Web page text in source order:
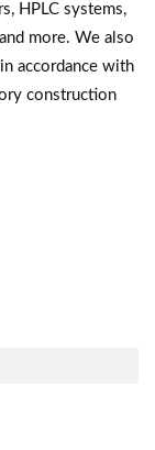
HPLC systems,
more. We also
accordance with
construction